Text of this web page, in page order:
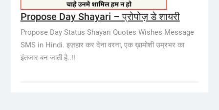
Propose Day Shayari – प्रोपोज़ डे शायरी
Propose Day Status Shayari Quotes Wishes Message
SMS in Hindi. इज़हार कर देना वरना, एक ख़ामोशी उम्रभर का
इंतजार बन जाती है..!!